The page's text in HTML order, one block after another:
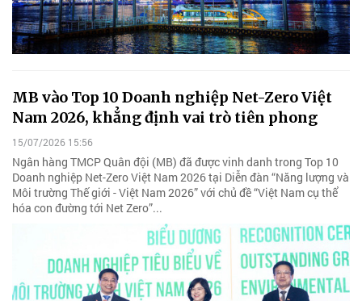
MB vào Top 10 Doanh nghiệp Net-Zero Việt
Nam 2026, khẳng định vai trò tiên phong
15/07/2026 15:56
Ngân hàng TMCP Quân đội (MB) đã được vinh danh trong Top 10
Doanh nghiệp Net-Zero Việt Nam 2026 tại Diễn đàn “Năng lượng và
Môi trường Thế giới - Việt Nam 2026” với chủ đề “Việt Nam cụ thể
hóa con đường tới Net Zero”...